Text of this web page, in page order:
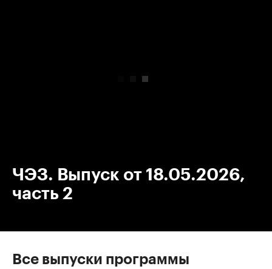
ЧЭЗ. Выпуск от 18.05.2026,
часть 2
Все выпуски программы